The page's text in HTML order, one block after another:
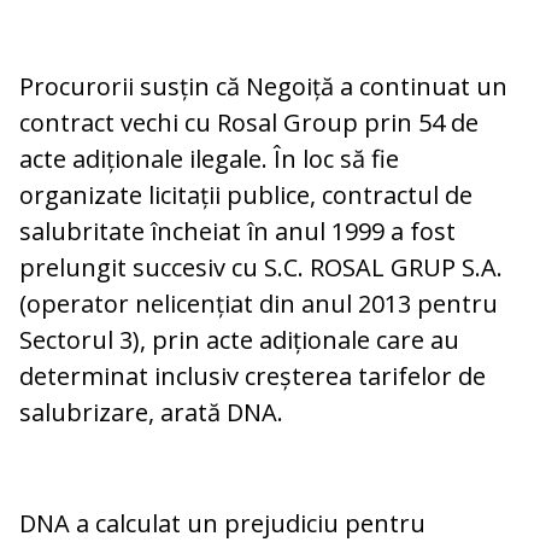
Procurorii susțin că Negoiță a continuat un
contract vechi cu Rosal Group prin 54 de
acte adiționale ilegale. În loc să fie
organizate licitații publice, contractul de
salubritate încheiat în anul 1999 a fost
prelungit succesiv cu S.C. ROSAL GRUP S.A.
(operator nelicențiat din anul 2013 pentru
Sectorul 3), prin acte adiționale care au
determinat inclusiv creșterea tarifelor de
salubrizare, arată DNA.
DNA a calculat un prejudiciu pentru